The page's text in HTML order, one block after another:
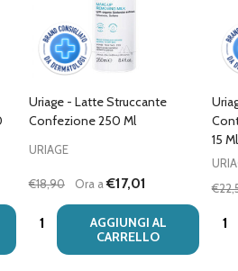
Uriage - Latte Struccante
Confezione 250 Ml
URIAGE
€18,90 Ora a€17,01
Quantità:
AGGIUNGI AL
CARRELLO
15 Ml